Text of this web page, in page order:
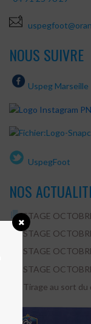
NOUS SUIVRE
Uspeg Marseille
UspegFoot
NOS
STAGE
STAGE
STAGE
STAGE
Tirage au sort du